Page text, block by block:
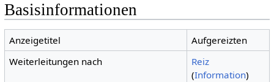
Basisinformationen
Anzeigetitel
Aufgereizten
Weiterleitungen nach
Reiz
(Information)